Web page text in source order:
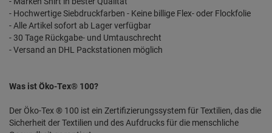
- Hochwertige Siebdruckfarben - Keine billige Flex- oder Flockfolie
- Alle Artikel sofort ab Lager verfügbar
- 30 Tage Rückgabe- und Umtauschrecht
- Versand an DHL Packstationen möglich
Was ist Öko-Tex® 100?
Der Öko-Tex ® 100 ist ein Zertifizierungssystem für Textilien, das die
Sicherheit der Textilien und des Aufdrucks für die menschliche